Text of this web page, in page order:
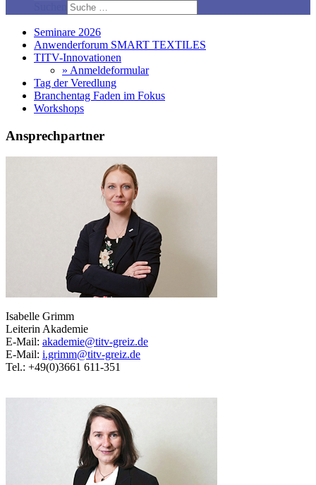
Seminare 2026
Anwenderforum SMART TEXTILES
TITV-Innovationen
» Anmeldeformular
Tag der Veredlung
Branchentag Faden im Fokus
Workshops
Ansprechpartner
Isabelle Grimm
Leiterin Akademie
E-Mail: akademie@titv-greiz.de
E-Mail: i.grimm@titv-greiz.de
Tel.: +49(0)3661 611-351